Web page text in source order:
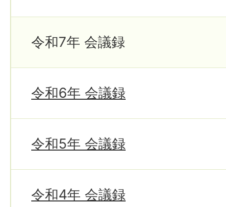
令和7年 会議録
令和6年 会議録
令和5年 会議録
令和4年 会議録